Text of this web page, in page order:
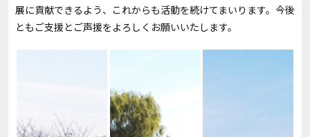
展に貢献できるよう、これからも活動を続けてまいります。今後
ともご支援とご声援をよろしくお願いいたします。